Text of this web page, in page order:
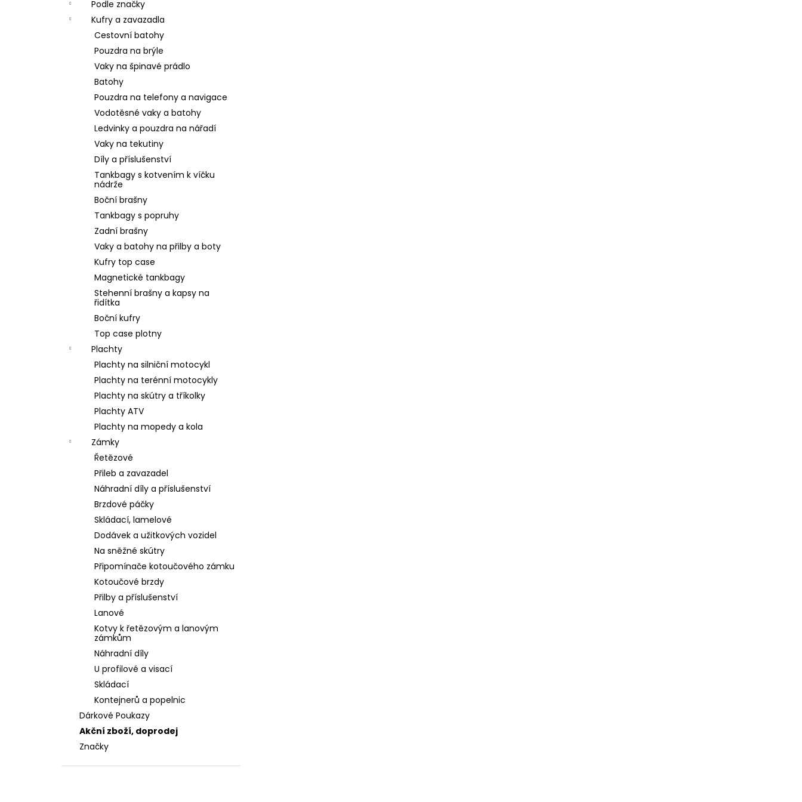
Podle značky
Kufry a zavazadla
Cestovní batohy
Pouzdra na brýle
Vaky na špinavé prádlo
Batohy
Pouzdra na telefony a navigace
Vodotěsné vaky a batohy
Ledvinky a pouzdra na nářadí
Vaky na tekutiny
Díly a příslušenství
Tankbagy s kotvením k víčku
nádrže
Boční brašny
Tankbagy s popruhy
Zadní brašny
Vaky a batohy na přilby a boty
Kufry top case
Magnetické tankbagy
Stehenní brašny a kapsy na
řidítka
Boční kufry
Top case plotny
Plachty
Plachty na silniční motocykl
Plachty na terénní motocykly
Plachty na skútry a tříkolky
Plachty ATV
Plachty na mopedy a kola
Zámky
Řetězové
Přileb a zavazadel
Náhradní díly a příslušenství
Brzdové páčky
Skládací, lamelové
Dodávek a užitkových vozidel
Na sněžné skútry
Připomínače kotoučového zámku
Kotoučové brzdy
Přilby a příslušenství
Lanové
Kotvy k řetězovým a lanovým
zámkům
Náhradní díly
U profilové a visací
Skládací
Kontejnerů a popelnic
Dárkové Poukazy
Akční zboží, doprodej
Značky